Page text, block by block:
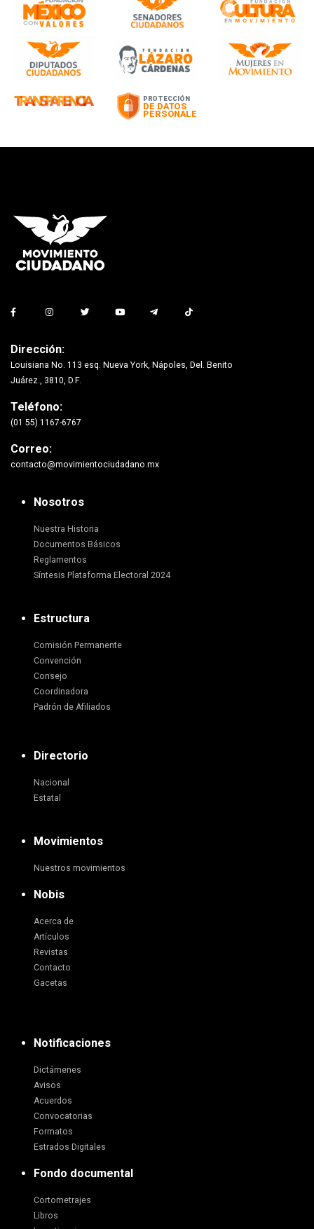
Dirección:
Louisiana No. 113 esq. Nueva York, Nápoles, Del. Benito
Juárez., 3810, D.F.
Teléfono:
(01 55) 1167-6767
Correo:
contacto@movimientociudadano.mx
Nosotros
Nuestra Historia
Documentos Básicos
Reglamentos
Síntesis Plataforma Electoral 2024
Estructura
Comisión Permanente
Convención
Consejo
Coordinadora
Padrón de Afiliados
Directorio
Nacional
Estatal
Movimientos
Nuestros movimientos
Nobis
Acerca de
Artículos
Revistas
Contacto
Gacetas
Notificaciones
Dictámenes
Avisos
Acuerdos
Convocatorias
Formatos
Estrados Digitales
Fondo documental
Cortometrajes
Libros